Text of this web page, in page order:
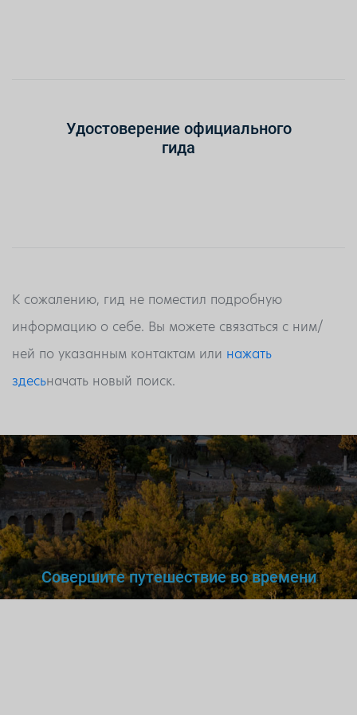
Удостоверение официального
гида
К сожалению, гид не поместил подробную
информацию о себе. Вы можете связаться с ним/
ней по указанным контактам или нажать
здесьначать новый поиск.
Совершите путешествие во времени